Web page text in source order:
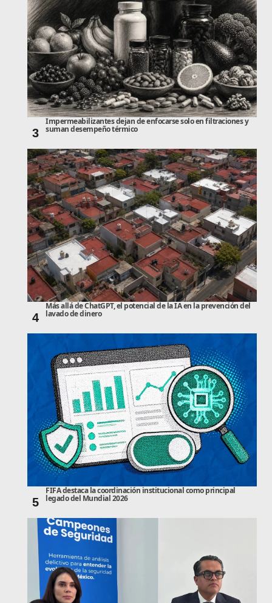
3
Impermeabilizantes dejan de enfocarse solo en filtraciones y
suman desempeño térmico
4
Más allá de ChatGPT, el potencial de la IA en la prevención del
lavado de dinero
5
FIFA destaca la coordinación institucional como principal
legado del Mundial 2026